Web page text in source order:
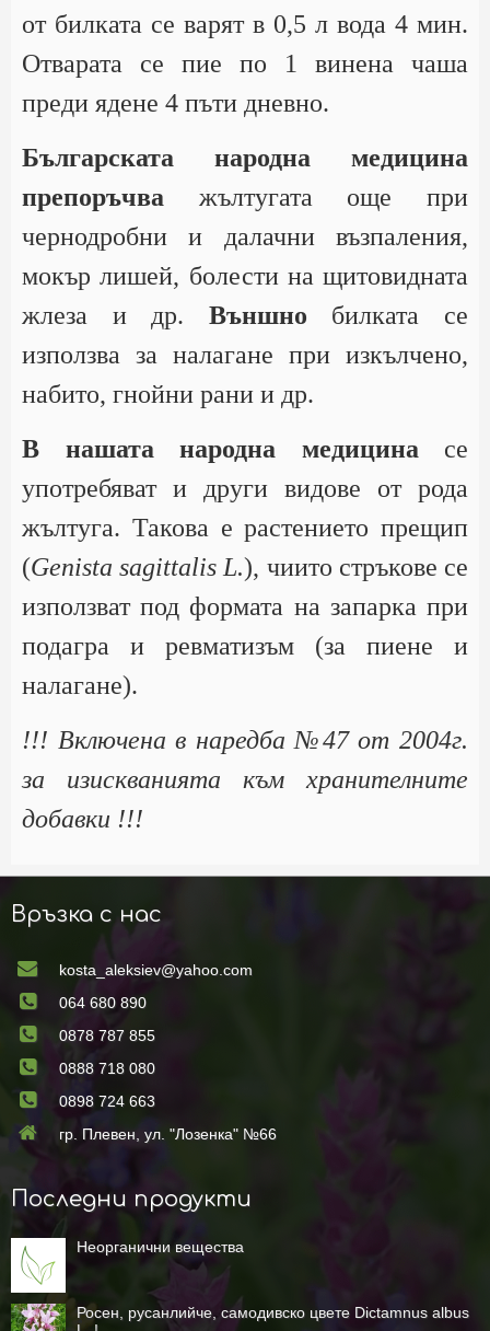
от билката се варят в 0,5 л вода 4 мин.
Отварата се пие по 1 винена чаша
преди ядене 4 пъти дневно.
Българската народна медицина
препоръчва жълтугата още при
чернодробни и далачни възпаления,
мокър лишей, болести на щитовидната
жлеза и др. Външно билката се
използва за налагане при изкълчено,
набито, гнойни рани и др.
В нашата народна медицина се
употребяват и други видове от рода
жълтуга. Такова е растението прещип
(Genista sagittalis L.), чиито стръкове се
използват под формата на запарка при
подагра и ревматизъм (за пиене и
налагане).
!!! Включена в наредба №47 от 2004г.
за изискванията към хранителните
добавки !!!
Връзка с нас
kosta_aleksiev@yahoo.com
064 680 890
0878 787 855
0888 718 080
0898 724 663
гр. Плевен, ул. "Лозенка" №66
Последни продукти
Неорганични вещества
Росен, русанлийче, самодивско цвете Dictamnus albus